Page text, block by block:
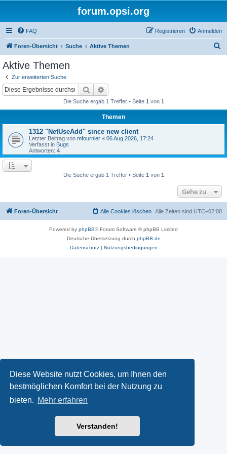
Diese Website nutzt Cookies, um Ihnen den
bestmöglichen Komfort bei der Nutzung zu
bieten. Mehr erfahren
Verstanden!
forum.opsi.org
FAQ Anmelden
Registrieren
Foren-Übersicht Suche Aktive Themen
Aktive Themen
Zur erweiterten Suche
Suche
Die Suche ergab 1 Treffer • Seite 1 von 1
Themen
1312 "NetUseAdd" since new client
Letzter Beitrag von mfournier « 06 Aug 2026, 17:24
Verfasst in Bugs
Antworten: 4
Die Suche ergab 1 Treffer • Seite 1 von 1
Gehe zu
Foren-Übersicht Alle Zeiten sind UTC+02:00
Alle Cookies löschen
Powered by phpBB® Forum Software © phpBB Limited
Deutsche Übersetzung durch phpBB.de
Datenschutz| Nutzungsbedingungen